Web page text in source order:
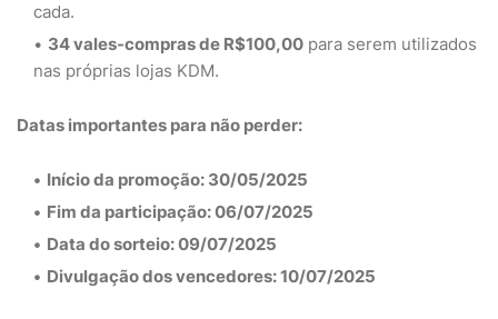
cada.
34 vales-compras de R$100,00 para serem utilizados
nas próprias lojas KDM.
Datas importantes para não perder:
Início da promoção: 30/05/2025
Fim da participação: 06/07/2025
Data do sorteio: 09/07/2025
Divulgação dos vencedores: 10/07/2025